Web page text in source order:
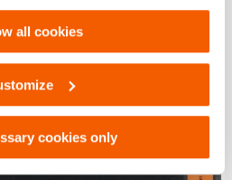
.
all cookies
cookies only